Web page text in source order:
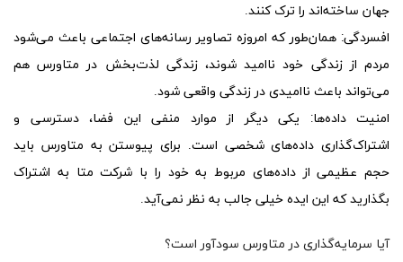
جهان ساخته‌اند را ترک کنند.
افسردگی: همان‌طور که امروزه تصاویر رسانه‌های اجتماعی باعث می‌شود
مردم از زندگی خود ناامید شوند، زندگی لذت‌بخش در متاورس هم
می‌تواند باعث ناامیدی در زندگی واقعی شود.
امنیت داده‌ها: یکی دیگر از موارد منفی این فضا، دسترسی و
اشتراک‌گذاری داده‌های شخصی است. برای پیوستن به متاورس باید
حجم عظیمی از داده‌های مربوط به خود را با شرکت متا به اشتراک
بگذارید که این ایده خیلی جالب به نظر نمی‌آید.
آیا سرمایه‌گذاری در متاورس سودآور است؟